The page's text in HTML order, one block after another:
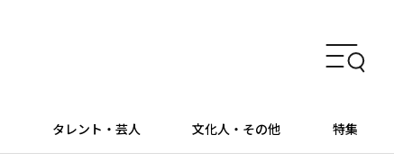
タレント・芸人 文化人・その他 特集